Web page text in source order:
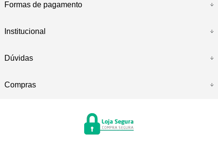
Formas de pagamento
Institucional
Dúvidas
Compras